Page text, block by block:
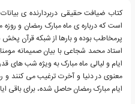
کتاب ضیافت حقیقی دربردارنده ی
است که درباره ی ماه مبارک رمضان و
پرمخاطب بوده و بارها از شبکه قرآن پخش
استاد محمد شجاعی با بیان صمیمانه
ایام و لیالی ماه مبارک به ویژه شب های
معنوی در دنیا و آخرت ترغیب می کنند
ایام مبارک رمضان حاصل شده، برای باقی